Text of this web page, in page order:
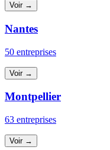
Voir →
Nantes
50 entreprises
Voir →
Montpellier
63 entreprises
Voir →